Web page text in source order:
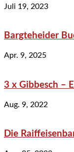
Juli 19, 2023
Bargteheider
Apr. 9, 2025
3 x Gibbesch –
Aug. 9, 2022
Die